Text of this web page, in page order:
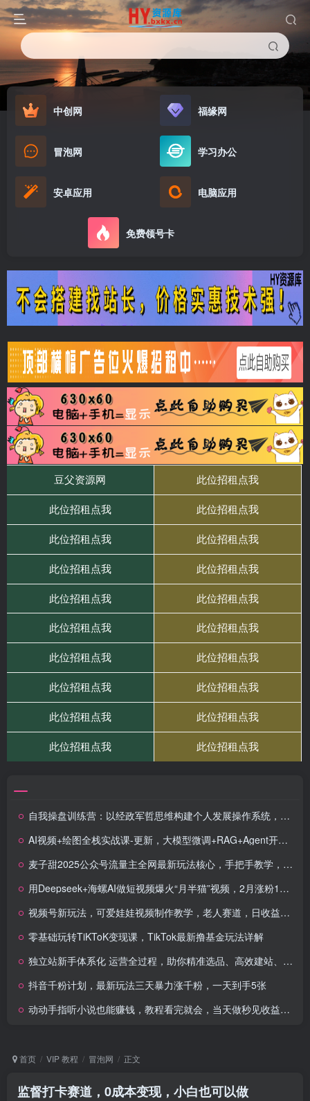
中创网 福缘网
冒泡网 学习办公
安卓应用 电脑应用
免费领号卡
自我操盘训练营：以经政军哲思维构建个人发展操作系统，告别碎片化努力
AI视频+绘图全栈实战课-更新，大模型微调+RAG+Agent开发，掌握核心技术月入2万
麦子甜2025公众号流量主全网最新玩法核心，手把手教学，成熟稳定，收益有保障
用Deepseek+海螺AI做短视频爆火“月半猫”视频，2月涨粉13.8w
视频号新玩法，可爱娃娃视频制作教学，老人赛道，日收益6张+操作简单
零基础玩转TiKToK变现课，TikTok最新撸基金玩法详解
独立站新手体系化 运营全过程，助你精准选品、高效建站、快速盈利
抖音千粉计划，最新玩法三天暴力涨千粉，一天到手5张
动动手指听小说也能赚钱，教程看完就会，当天做秒见收益，新手小白认真…
首页 VIP 教程 冒泡网 正文
监督打卡赛道，0成本变现，小白也可以做